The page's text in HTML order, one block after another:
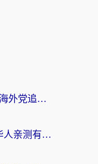
央视影音当前地区版权受限？海外党追剧看片的终极解决方案来了
交管12123国外能用吗？海外华人亲测有效的回国加速器选择指南